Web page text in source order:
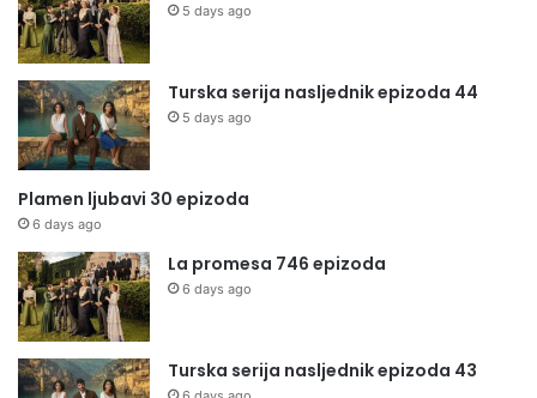
5 days ago
Turska serija nasljednik epizoda 44
5 days ago
Plamen ljubavi 30 epizoda
6 days ago
La promesa 746 epizoda
6 days ago
Turska serija nasljednik epizoda 43